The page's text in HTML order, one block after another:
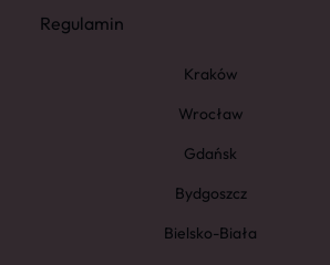
Regulamin
Kraków
Wrocław
Gdańsk
Bydgoszcz
Bielsko-Biała